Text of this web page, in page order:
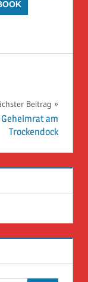
Beitrag
am
Trockendock